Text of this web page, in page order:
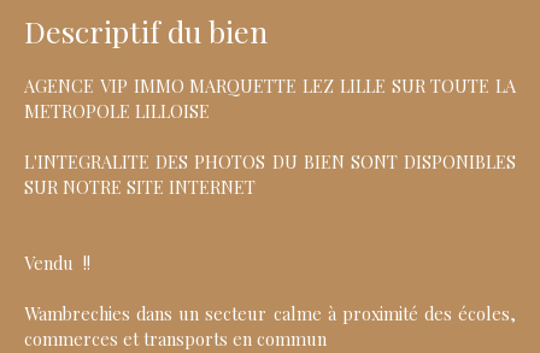
Descriptif du bien
AGENCE VIP IMMO MARQUETTE LEZ LILLE SUR TOUTE LA
METROPOLE LILLOISE
L'INTEGRALITE DES PHOTOS DU BIEN SONT DISPONIBLES
SUR NOTRE SITE INTERNET
Vendu !!
Wambrechies dans un secteur calme à proximité des écoles,
commerces et transports en commun